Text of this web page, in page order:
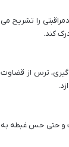
را تشریح می
کند.
گیری، ترس از قضاوت
و حتی حس غبطه به